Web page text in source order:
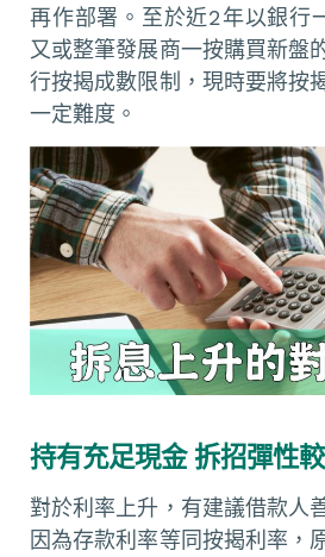
再作部署。至於近2年以銀行
又或整筆發展商一按購買新盤
行按揭成數限制，現時要將按
一定難度。
持有充足現金 拆招彈性
對於利率上升，有建議借款人
因為存款利率等同按揭利率，